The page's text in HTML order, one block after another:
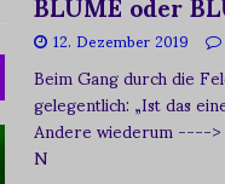
12. Dezember 2019
Beim Gang durch die
gelegentlich: „Ist das
Andere wiederum---->
N